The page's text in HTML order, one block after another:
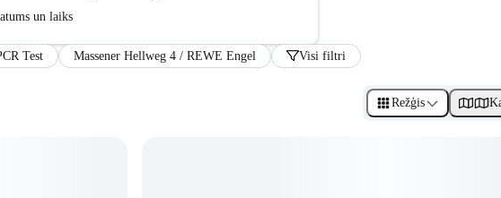
un laiks
Test Massener Hellweg 4 / REWE Engel Visi filtri
Režģis